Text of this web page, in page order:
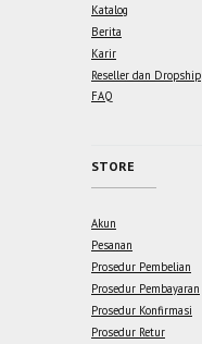
Katalog
Berita
Karir
Reseller dan Dropship
FAQ
STORE
Akun
Pesanan
Prosedur Pembelian
Prosedur Pembayaran
Prosedur Konfirmasi
Prosedur Retur